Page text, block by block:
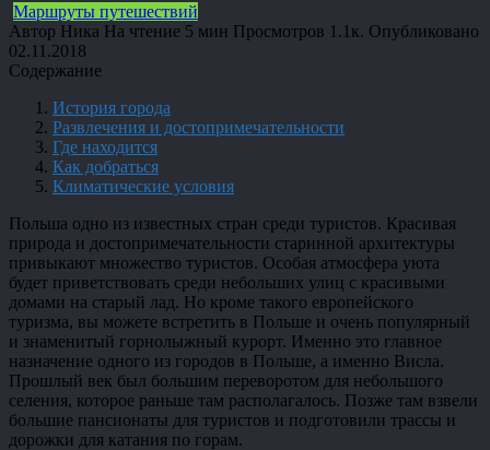
Маршруты путешествий
Автор Ника На чтение 5 мин Просмотров 1.1к. Опубликовано
02.11.2018
Содержание
История города
Развлечения и достопримечательности
Где находится
Как добраться
Климатические условия
Польша одно из известных стран среди туристов. Красивая
природа и достопримечательности старинной архитектуры
привыкают множество туристов. Особая атмосфера уюта
будет приветствовать среди небольших улиц с красивыми
домами на старый лад. Но кроме такого европейского
туризма, вы можете встретить в Польше и очень популярный
и знаменитый горнолыжный курорт. Именно это главное
назначение одного из городов в Польше, а именно Висла.
Прошлый век был большим переворотом для небольшого
селения, которое раньше там располагалось. Позже там взвели
большие пансионаты для туристов и подготовили трассы и
дорожки для катания по горам.